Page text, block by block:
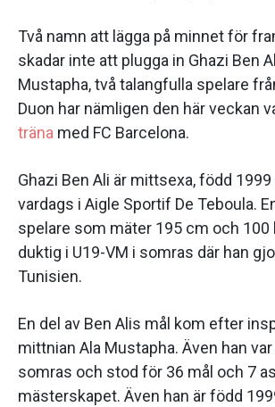
Två namn att lägga på minnet för
skadar inte att plugga in Ghazi Ben
Mustapha, två talangfulla spelare
Duon har nämligen den här veckan
träna med FC Barcelona.
Ghazi Ben Ali är mittsexa, född 1999
vardags i Aigle Sportif De Teboula.
spelare som mäter 195 cm och 100
duktig i U19-VM i somras där han
Tunisien.
En del av Ben Alis mål kom efter
mittnian Ala Mustapha. Även han
somras och stod för 36 mål och 7
mästerskapet. Även han är född